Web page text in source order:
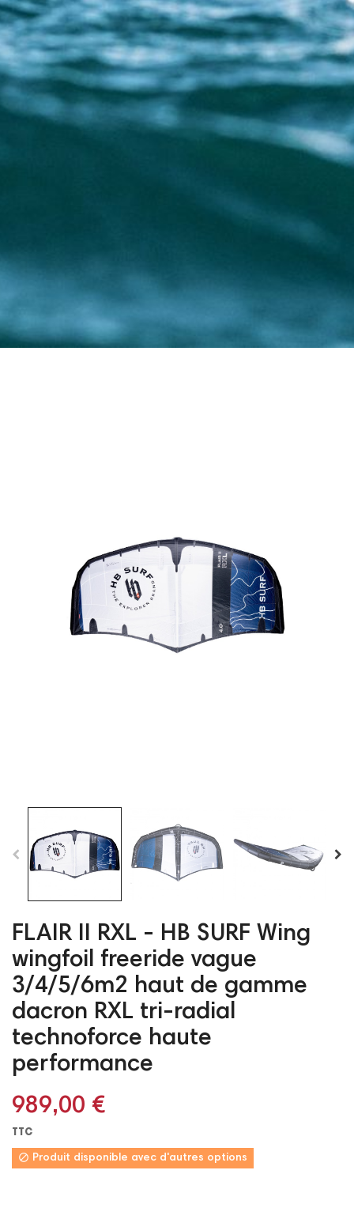
FLAIR II RXL - HB SURF Wing
wingfoil freeride vague
3/4/5/6m2 haut de gamme
dacron RXL tri-radial
technoforce haute
performance
989,00 €
TTC
 Produit disponible avec d'autres options